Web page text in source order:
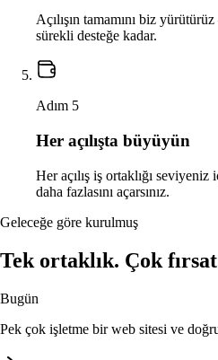
Açılışın tamamını biz
sürekli desteğe kadar.
Adım 5
Her açılışta büyüyün
Her açılış iş ortaklığı
daha fazlasını açarsınız.
Geleceğe göre kurulmuş
Tek ortaklık. Çok
Bugün
Pek çok işletme bir web sitesi ve